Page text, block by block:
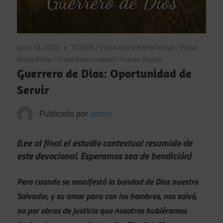
junio 10, 2023 CCDIOS / Frase Diaria BBPorTemas / Frase
Diaria Biblia / Frase Diaria Loaded / Frases Diarias
Guerrero de Dios: Oportunidad de
Servir
Publicado por admin
(Lee al final el estudio contextual resumido de
este devocional. Esperamos sea de bendición)
Pero cuando se manifestó la bondad de Dios nuestro
Salvador, y su amor para con los hombres, nos salvó,
no por obras de justicia que nosotros hubiéramos